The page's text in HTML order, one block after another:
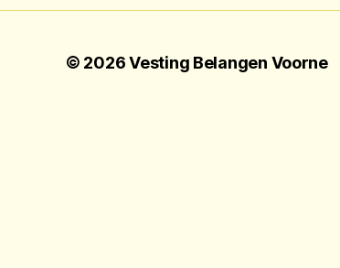
© 2026Vesting Belangen Voorne